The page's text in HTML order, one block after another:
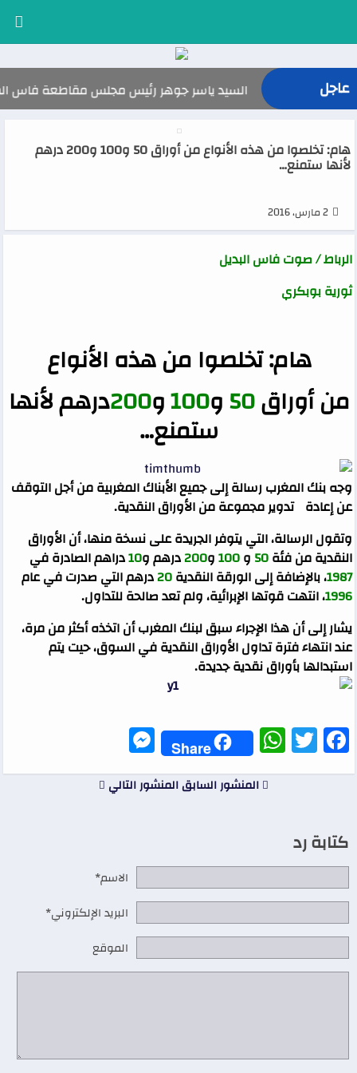
عاجل السيد ياسر جوهر رئيس مجلس مقاطعة فاس المدينة يهنئ
هام: تخلصوا من هذه الأنواع من أوراق 50 و100 و200 درهم
لأنها ستمنع…
2 مارس، 2016
الرباط / صوت فاس البديل
ثورية بوبكري
هام: تخلصوا من هذه الأنواع
من أوراق50و100و200درهم لأنها
ستمنع…
وجه بنك المغرب رسالة إلى جميع الأبناك المغربية من أجل التوقف
عن إعادة تدوير مجموعة من الأوراق النقدية.
وتقول الرسالة، التي يتوفر الجريدة على نسخة منها، أن الأوراق
النقدية من فئة50 و100و200درهم و10دراهم الصادرة في
1987، بالإضافة إلى الورقة النقدية20درهم التي صدرت في عام
1996، انتهت قوتها الإبرائية، ولم تعد صالحة للتداول.
يشار إلى أن هذا الإجراء سبق لبنك المغرب أن اتخذه أكثر من مرة،
عند انتهاء فترة تداول الأوراق النقدية في السوق، حيت يتم
استبدالها بأوراق نقدية جديدة.
Facebook
Twitter
WhatsApp
Share
المنشور السابقالمنشور التالي
كتابة رد
الاسم*
البريد الإلكتروني*
الموقع